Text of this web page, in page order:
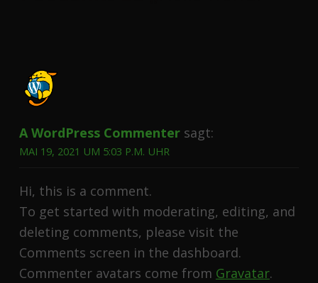
A WordPress Commenter sagt:
MAI 19, 2021 UM 5:03 P.M. UHR
Hi, this is a comment.
To get started with moderating, editing, and
deleting comments, please visit the
Comments screen in the dashboard.
Commenter avatars come from Gravatar.